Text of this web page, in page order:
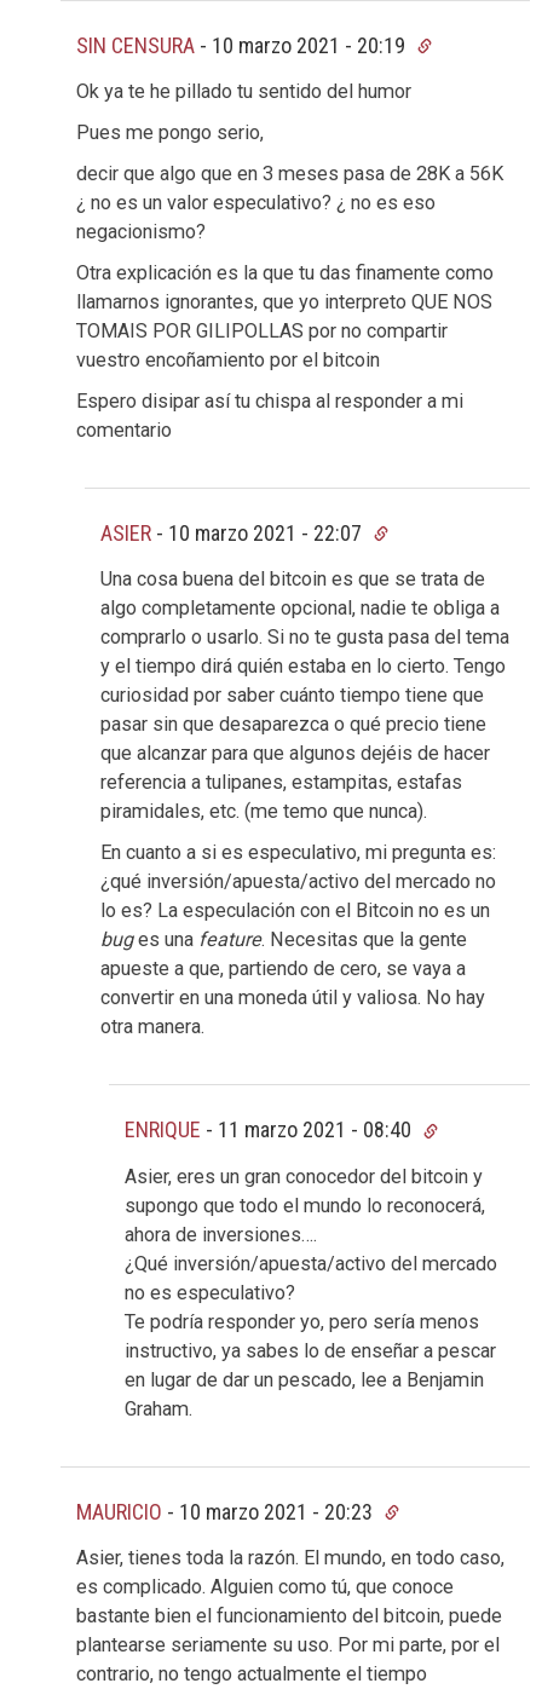
SIN CENSURA - 10 marzo 2021 - 20:19
Ok ya te he pillado tu sentido del humor
Pues me pongo serio,
decir que algo que en 3 meses pasa de 28K a 56K
¿ no es un valor especulativo? ¿ no es eso
negacionismo?
Otra explicación es la que tu das finamente como
llamarnos ignorantes, que yo interpreto QUE NOS
TOMAIS POR GILIPOLLAS por no compartir
vuestro encoñamiento por el bitcoin
Espero disipar así tu chispa al responder a mi
comentario
ASIER - 10 marzo 2021 - 22:07
Una cosa buena del bitcoin es que se trata de
algo completamente opcional, nadie te obliga a
comprarlo o usarlo. Si no te gusta pasa del tema
y el tiempo dirá quién estaba en lo cierto. Tengo
curiosidad por saber cuánto tiempo tiene que
pasar sin que desaparezca o qué precio tiene
que alcanzar para que algunos dejéis de hacer
referencia a tulipanes, estampitas, estafas
piramidales, etc. (me temo que nunca).
En cuanto a si es especulativo, mi pregunta es:
¿qué inversión/apuesta/activo del mercado no
lo es? La especulación con el Bitcoin no es un
buges una feature. Necesitas que la gente
apueste a que, partiendo de cero, se vaya a
convertir en una moneda útil y valiosa. No hay
otra manera.
ENRIQUE - 11 marzo 2021 - 08:40
Asier, eres un gran conocedor del bitcoin y
supongo que todo el mundo lo reconocerá,
ahora de inversiones….
¿Qué inversión/apuesta/activo del mercado
no es especulativo?
Te podría responder yo, pero sería menos
instructivo, ya sabes lo de enseñar a pescar
en lugar de dar un pescado, lee a Benjamin
Graham.
MAURICIO - 10 marzo 2021 - 20:23
Asier, tienes toda la razón. El mundo, en todo caso,
es complicado. Alguien como tú, que conoce
bastante bien el funcionamiento del bitcoin, puede
plantearse seriamente su uso. Por mi parte, por el
contrario, no tengo actualmente el tiempo